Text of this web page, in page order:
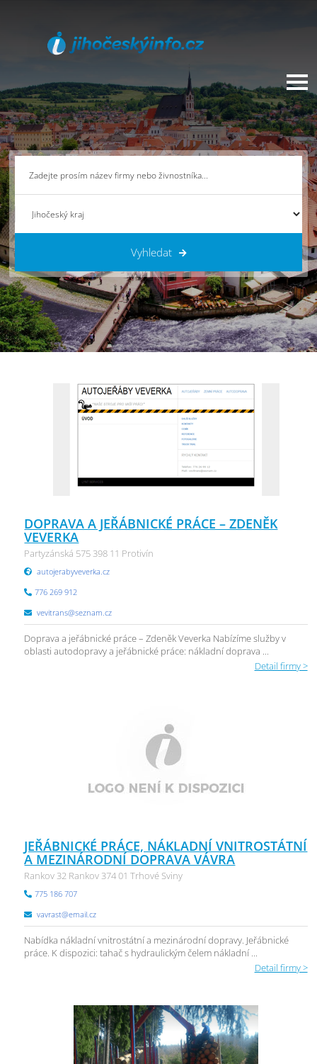
Vyhledat
DOPRAVA A JEŘÁBNICKÉ PRÁCE – ZDENĚK
VEVERKA
Partyzánská 575 398 11 Protivín
autojerabyveverka.cz
776 269 912
vevitrans@seznam.cz
Doprava a jeřábnické práce – Zdeněk Veverka Nabízíme služby v
oblasti autodopravy a jeřábnické práce: nákladní doprava ...
Detail firmy >
JEŘÁBNICKÉ PRÁCE, NÁKLADNÍ VNITROSTÁTNÍ
A MEZINÁRODNÍ DOPRAVA VÁVRA
Rankov 32 Rankov 374 01 Trhové Sviny
775 186 707
vavrast@email.cz
Nabídka nákladní vnitrostátní a mezinárodní dopravy. Jeřábnické
práce. K dispozici: tahač s hydraulickým čelem nákladní ...
Detail firmy >